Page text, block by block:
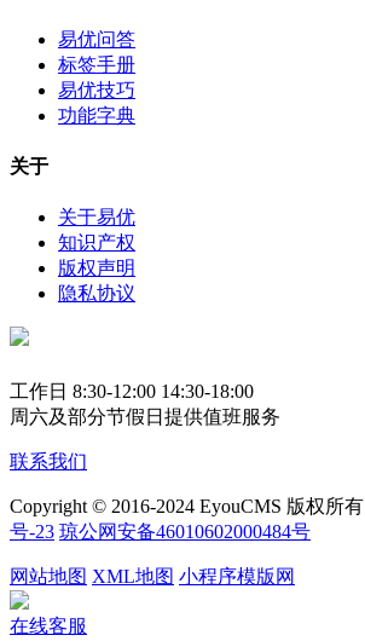
易优问答
标签手册
易优技巧
功能字典
关于
关于易优
知识产权
版权声明
隐私协议
工作日 8:30-12:00 14:30-18:00
周六及部分节假日提供值班服务
联系我们
Copyright © 2016-2024 EyouCMS 版权所有
号-23 琼公网安备46010602000484号
网站地图 XML地图 小程序模版网
在线客服